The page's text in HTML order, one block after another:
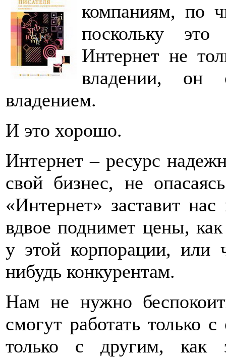
компаниям, по
поскольку
Интернет не
владении, он
владением.
И это хорошо.
Интернет – ресурс
свой бизнес, не
«Интернет» заставит нас
вдвое поднимет цены,
у этой корпорации, или
нибудь конкурентам.
Нам не нужно
смогут работать только
только с другим, как